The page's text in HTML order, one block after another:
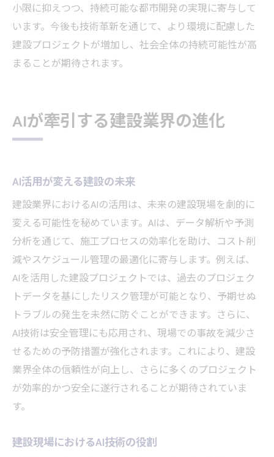
小限に抑えつつ、持続可能な都市開発の実現に寄与して
います。今後も技術革新を通じて、より環境に配慮した
建設プロジェクトが増加し、社会全体の持続可能性が高
まることが期待されます。
AIが牽引する建設業界の進化
AI活用が変える建設の未来
建設業界におけるAIの活用は、未来の建設現場を劇的に
変える可能性を秘めています。AIは、データ解析や予測
分析を通じて、施工プロセスの効率化を助け、コスト削
減やスケジュール管理の最適化に寄与します。例えば、
AIを活用した建設プロジェクトでは、過去のプロジェク
トデータを基にしたリスク管理が可能となり、予期せぬ
トラブルの発生を未然に防ぐことができます。さらに、
AI技術は安全管理にも応用され、現場での事故を減少さ
せるための予防措置が強化されます。これにより、建設
業界全体の信頼性が向上し、さらに多くのプロジェクト
が効率的かつ安全に遂行されることが期待されていま
す。
建設現場におけるAI技術の役割